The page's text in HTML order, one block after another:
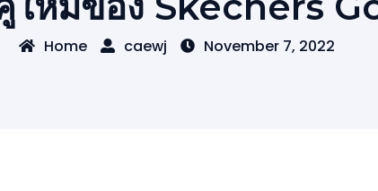
Home caewj November 7, 2022